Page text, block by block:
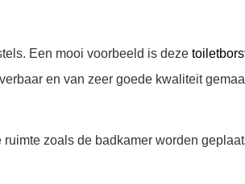
Een mooi voorbeeld is deze
en van zeer goede kwaliteit
zoals de badkamer worden